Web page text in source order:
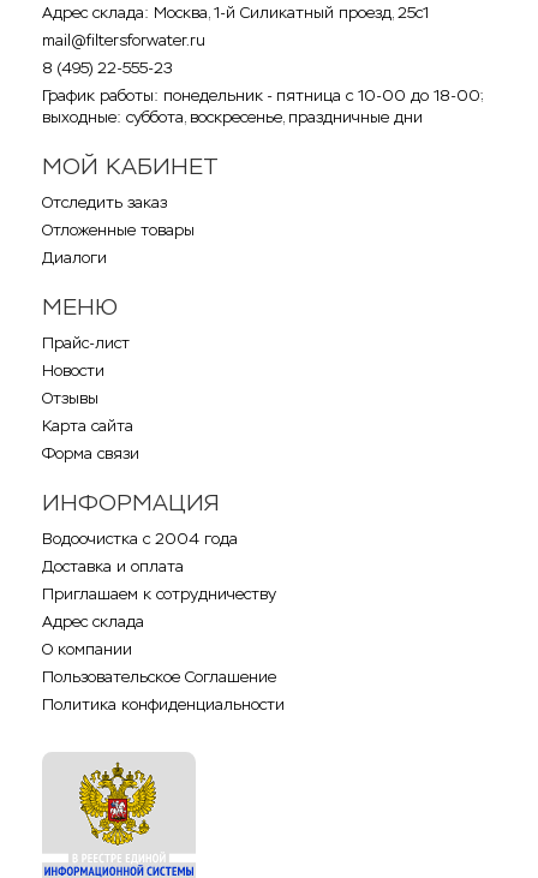
Адрес склада: Москва, 1-й Силикатный проезд, 25с1
mail@filtersforwater.ru
8 (495) 22-555-23
График работы: понедельник - пятница с 10-00 до 18-00;
выходные: суббота, воскресенье, праздничные дни
МОЙ КАБИНЕТ
Отследить заказ
Отложенные товары
Диалоги
МЕНЮ
Прайс-лист
Новости
Отзывы
Карта сайта
Форма связи
ИНФОРМАЦИЯ
Водоочистка с 2004 года
Доставка и оплата
Приглашаем к сотрудничеству
Адрес склада
О компании
Пользовательское Соглашение
Политика конфиденциальности